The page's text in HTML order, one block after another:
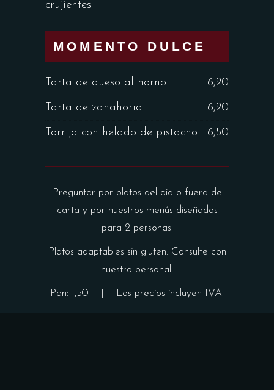
crujientes
MOMENTO DULCE
Tarta de queso al horno 6,20
Tarta de zanahoria 6,20
Torrija con helado de pistacho 6,50
Preguntar por platos del día o fuera de
carta y por nuestros menús diseñados
para 2 personas.
Platos adaptables sin gluten. Consulte con
nuestro personal.
Pan: 1,50 | Los precios incluyen IVA.